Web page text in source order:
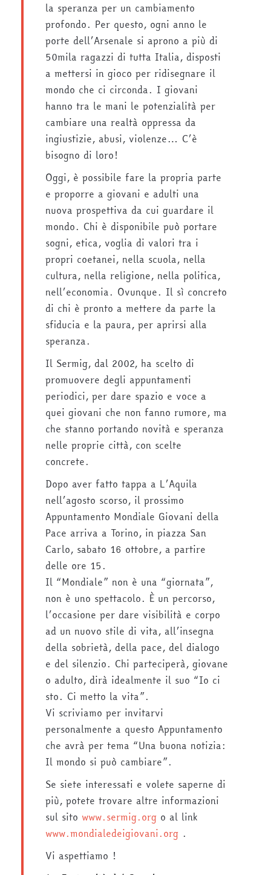
la speranza per un cambiamento
profondo. Per questo, ogni anno le
porte dell’Arsenale si aprono a più di
50mila ragazzi di tutta Italia, disposti
a mettersi in gioco per ridisegnare il
mondo che ci circonda. I giovani
hanno tra le mani le potenzialità per
cambiare una realtà oppressa da
ingiustizie, abusi, violenze… C’è
bisogno di loro!
Oggi, è possibile fare la propria parte
e proporre a giovani e adulti una
nuova prospettiva da cui guardare il
mondo. Chi è disponibile può portare
sogni, etica, voglia di valori tra i
propri coetanei, nella scuola, nella
cultura, nella religione, nella politica,
nell’economia. Ovunque. Il sì concreto
di chi è pronto a mettere da parte la
sfiducia e la paura, per aprirsi alla
speranza.
Il Sermig, dal 2002, ha scelto di
promuovere degli appuntamenti
periodici, per dare spazio e voce a
quei giovani che non fanno rumore, ma
che stanno portando novità e speranza
nelle proprie città, con scelte
concrete.
Dopo aver fatto tappa a L’Aquila
nell’agosto scorso, il prossimo
Appuntamento Mondiale Giovani della
Pace arriva a Torino, in piazza San
Carlo, sabato 16 ottobre, a partire
delle ore 15.
Il “Mondiale” non è una “giornata”,
non è uno spettacolo. È un percorso,
l’occasione per dare visibilità e corpo
ad un nuovo stile di vita, all’insegna
della sobrietà, della pace, del dialogo
e del silenzio. Chi parteciperà, giovane
o adulto, dirà idealmente il suo “Io ci
sto. Ci metto la vita”.
Vi scriviamo per invitarvi
personalmente a questo Appuntamento
che avrà per tema “Una buona notizia:
Il mondo si può cambiare”.
Se siete interessati e volete saperne di
più, potete trovare altre informazioni
sul sito www.sermig.org o al link
www.mondialedeigiovani.org .
Vi aspettiamo !